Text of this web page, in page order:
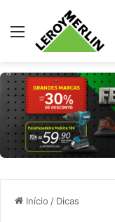
Menu
Início / Dicas